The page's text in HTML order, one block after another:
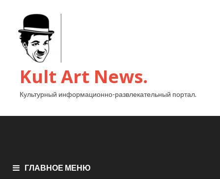
Kult Art News.
Культурный информационно-развлекательный портал.
ГЛАВНОЕ МЕНЮ